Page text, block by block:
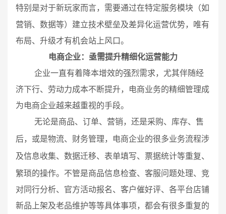
特别是对于新玩家而言，需要通过在特定服务模块（如
营销、数据等）建立技术壁垒及差异化运营优势， 唯有
布局、升级才有机会站上风口。
电商企业：亟需提升精细化运营能力
企业一直有着降本增效的强烈需求，尤其伴随经
济下行、劳动力成本不断提升，电商业务的精细管理成
为电商企业越来越重视的手段。
无论是商品、 订单、营销，还是采购、库存、售
后，或是物流、财务管理，
电商企业的很多业务流程涉
及信息收集、数据迁移、表单填写、票据统计等重复、
繁琐的操作。不管是商品信息检查、客服问题处理、竞
对同行分析、官方活动报名、客户催好评、各平台店铺
新品上架及老品维护等等具体事项，都会有很多重复的